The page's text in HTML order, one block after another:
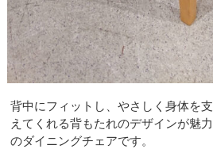
背中にフィットし、やさしく身体を支
えてくれる背もたれのデザインが魅力
のダイニングチェアです。